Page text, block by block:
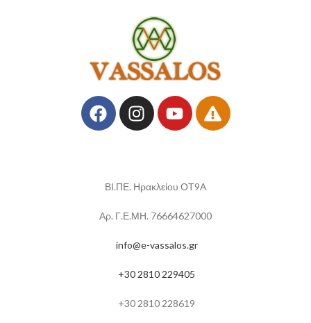
ΒΙ.ΠΕ. Ηρακλείου ΟΤ9Α
Αρ. Γ.Ε.ΜΗ. 76664627000
info@e-vassalos.gr
+30 2810 229405
+30 2810 228619